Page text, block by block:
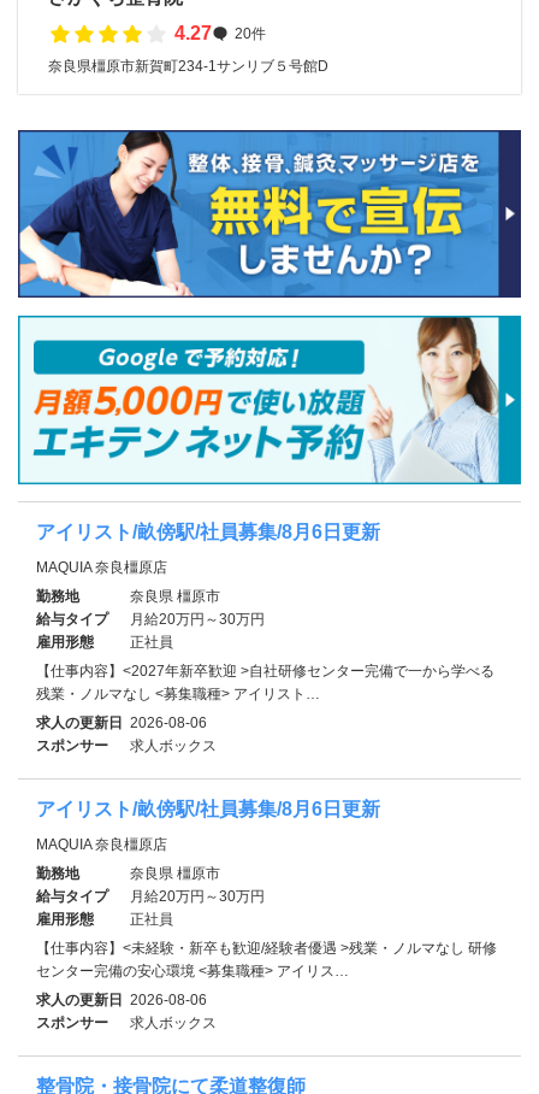
4.27
20件
奈良県橿原市新賀町234-1サンリブ５号館D
アイリスト/畝傍駅/社員募集/8月6日更新
MAQUIA 奈良橿原店
勤務地
奈良県 橿原市
給与タイプ
月給20万円～30万円
雇用形態
正社員
【仕事内容】<2027年新卒歓迎 >自社研修センター完備で一から学べる
残業・ノルマなし <募集職種> アイリスト…
求人の更新日 2026-08-06
スポンサー
求人ボックス
アイリスト/畝傍駅/社員募集/8月6日更新
MAQUIA 奈良橿原店
勤務地
奈良県 橿原市
給与タイプ
月給20万円～30万円
雇用形態
正社員
【仕事内容】<未経験・新卒も歓迎/経験者優遇 >残業・ノルマなし 研修
センター完備の安心環境 <募集職種> アイリス…
求人の更新日 2026-08-06
スポンサー
求人ボックス
整骨院・接骨院にて柔道整復師